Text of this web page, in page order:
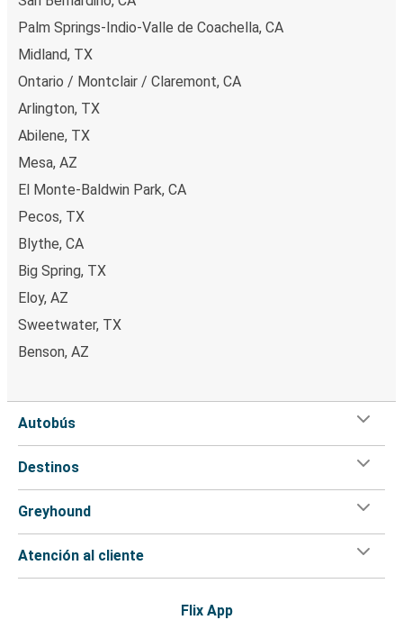
Palm Springs-Indio-Valle de Coachella, CA
Midland, TX
Ontario / Montclair / Claremont, CA
Arlington, TX
Abilene, TX
Mesa, AZ
El Monte-Baldwin Park, CA
Pecos, TX
Blythe, CA
Big Spring, TX
Eloy, AZ
Sweetwater, TX
Benson, AZ
Autobús
Destinos
Greyhound
Atención al cliente
Flix App